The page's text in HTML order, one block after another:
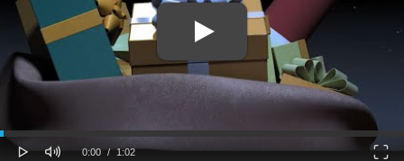
Current
0:00 / Duration
1:02